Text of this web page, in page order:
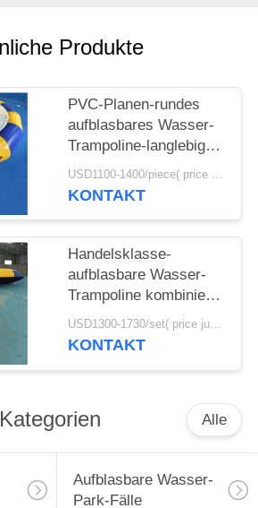
Produkte
PVC-Planen-rundes
aufblasbares Wasser-
Trampoline-langlebiges
Gut mit Frühlings-
Struktur
USD1100-1400/piece( price just for reference, detailed prices need to be confirmed) MOQ:1PC
KONTAKT
Handelsklasse-
aufblasbare Wasser-
Trampoline kombiniert
und Klecks für Spaß
USD1300-1730/set( price just for reference, detailed prices need to be confirmed) MOQ:1set
KONTAKT
Alle
Aufblasbare Wasser-
Park-Fälle